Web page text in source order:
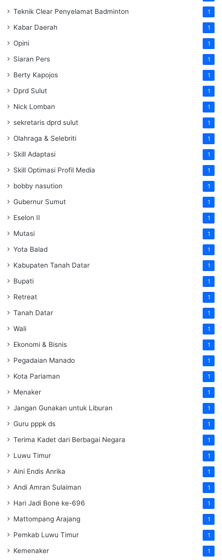
Teknik Clear Penyelamat Badminton 1
Kabar Daerah 1
Opini 1
Siaran Pers 1
Berty Kapojos 1
Dprd Sulut 1
Nick Lomban 1
sekretaris dprd sulut 1
Olahraga & Selebriti 1
Skill Adaptasi 1
Skill Optimasi Profil Media 1
bobby nasution 1
Gubernur Sumut 1
Eselon II 1
Mutasi 1
Yota Balad 1
Kabupaten Tanah Datar 1
Bupati 1
Retreat 1
Tanah Datar 1
Wali 1
Ekonomi & Bisnis 1
Pegadaian Manado 1
Kota Pariaman 1
Menaker 1
Jangan Gunakan untuk Liburan 1
Guru pppk ds 1
Terima Kadet dari Berbagai Negara 1
Luwu Timur 1
Aini Endis Anrika 1
Andi Amran Sulaiman 1
Hari Jadi Bone ke-696 1
Mattompang Arajang 1
Pemkab Luwu Timur 1
Kemenaker 1